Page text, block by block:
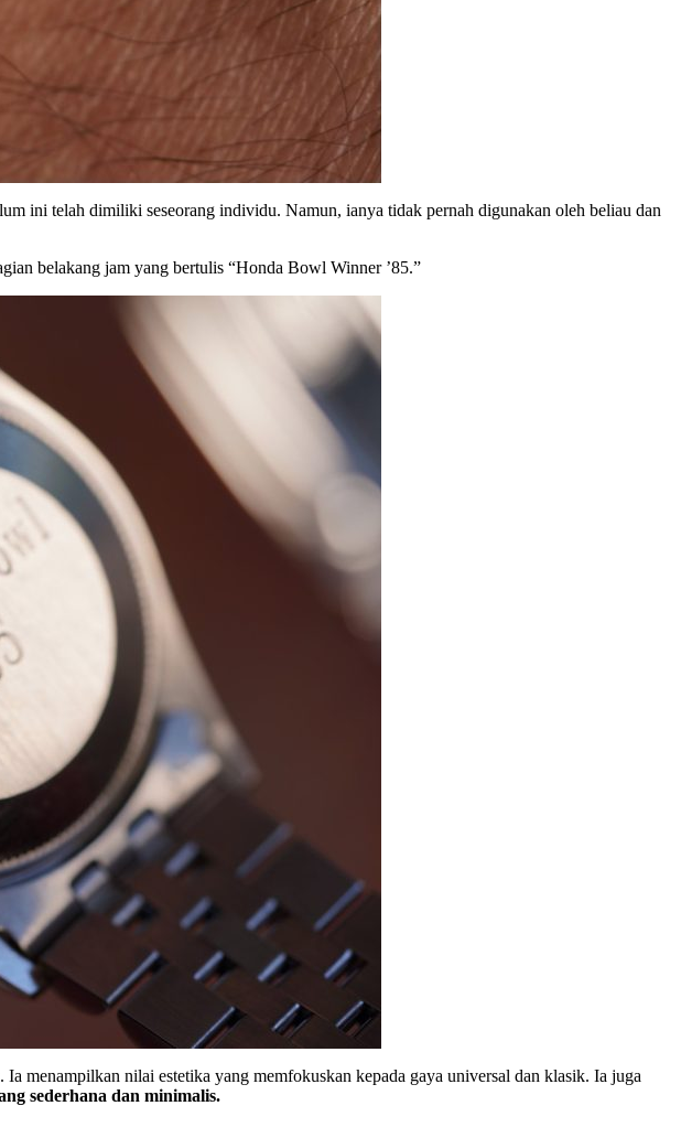
ini telah dimiliki seseorang individu. Namun, ianya tidak pernah digunakan oleh beliau dan
belakang jam yang bertulis “Honda Bowl Winner ’85.”
menampilkan nilai estetika yang memfokuskan kepada gaya universal dan klasik. Ia juga
sederhana dan minimalis.